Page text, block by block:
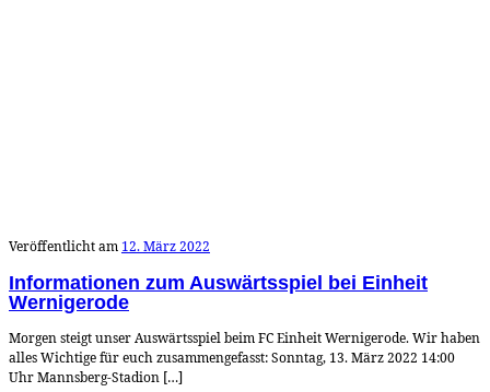
Veröffentlicht am 12. März 2022
Informationen zum Auswärtsspiel bei Einheit
Wernigerode
Morgen steigt unser Auswärtsspiel beim FC Einheit Wernigerode. Wir haben
alles Wichtige für euch zusammengefasst: Sonntag, 13. März 2022 14:00
Uhr Mannsberg-Stadion […]